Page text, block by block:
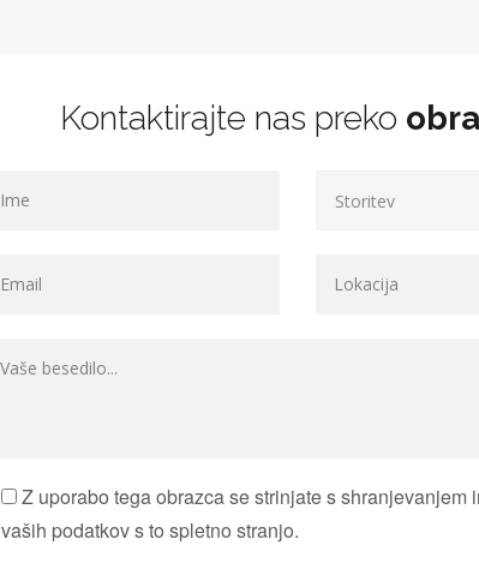
Kontaktirajte nas preko
Z uporabo tega obrazca se strinjate s shranjevanjem
vaših podatkov s to spletno stranjo.